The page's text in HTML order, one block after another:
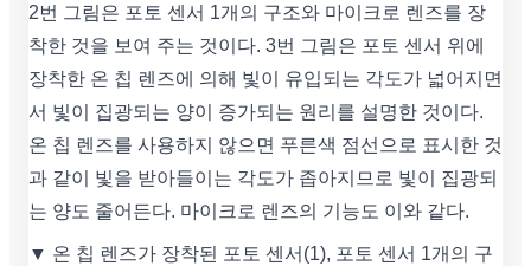
2번 그림은 포토 센서 1개의 구조와 마이크로 렌즈를 장
착한 것을 보여 주는 것이다. 3번 그림은 포토 센서 위에
장착한 온 칩 렌즈에 의해 빛이 유입되는 각도가 넓어지면
서 빛이 집광되는 양이 증가되는 원리를 설명한 것이다.
온 칩 렌즈를 사용하지 않으면 푸른색 점선으로 표시한 것
과 같이 빛을 받아들이는 각도가 좁아지므로 빛이 집광되
는 양도 줄어든다. 마이크로 렌즈의 기능도 이와 같다.
▼ 온 칩 렌즈가 장착된 포토 센서(1), 포토 센서 1개의 구